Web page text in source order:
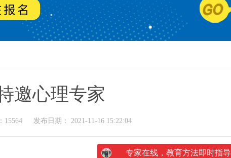
邀心理专家
15564 发布日期： 2021-11-16 15:22:04
专家在线，教育方法即时指导